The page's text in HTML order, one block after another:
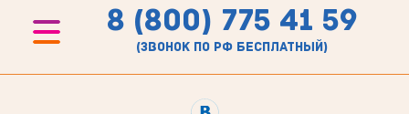
8 (800) 775 41 59
(звонок по рф бесплатный)